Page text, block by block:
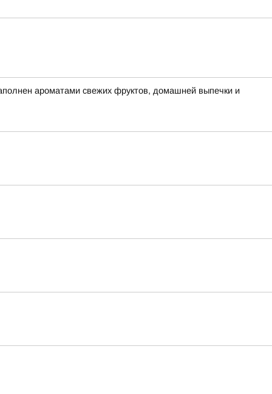
ароматами свежих фруктов, домашней выпечки и